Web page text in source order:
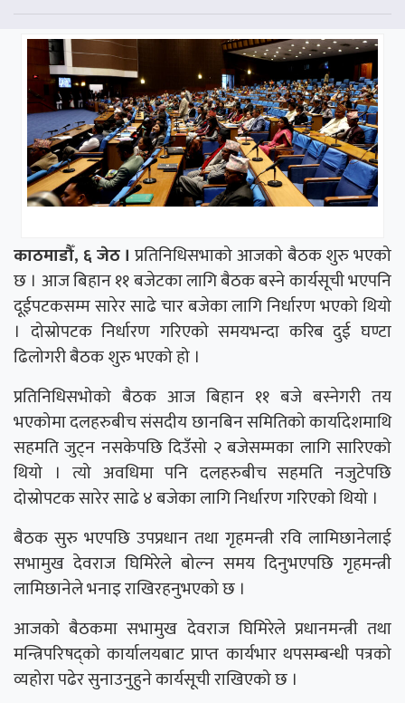
काठमाडौँ, ६ जेठ । प्रतिनिधिसभाको आजको बैठक शुरु भएको
छ । आज बिहान ११ बजेटका लागि बैठक बस्ने कार्यसूची भएपनि
दूईपटकसम्म सारेर साढे चार बजेका लागि निर्धारण भएको थियो
। दोस्रोपटक निर्धारण गरिएको समयभन्दा करिब दुई घण्टा
ढिलोगरी बैठक शुरु भएको हो ।
प्रतिनिधिसभोको बैठक आज बिहान ११ बजे बस्नेगरी तय
भएकोमा दलहरुबीच संसदीय छानबिन समितिको कार्यादेशमाथि
सहमति जुट्न नसकेपछि दिउँसो २ बजेसम्मका लागि सारिएको
थियो । त्यो अवधिमा पनि दलहरुबीच सहमति नजुटेपछि
दोस्रोपटक सारेर साढे ४ बजेका लागि निर्धारण गरिएको थियो ।
बैठक सुरु भएपछि उपप्रधान तथा गृहमन्त्री रवि लामिछानेलाई
सभामुख देवराज घिमिरेले बोल्न समय दिनुभएपछि गृहमन्त्री
लामिछानेले भनाइ राखिरहनुभएको छ ।
आजको बैठकमा सभामुख देवराज घिमिरेले प्रधानमन्त्री तथा
मन्त्रिपरिषद्को कार्यालयबाट प्राप्त कार्यभार थपसम्बन्धी पत्रको
व्यहोरा पढेर सुनाउनुहुने कार्यसूची राखिएको छ ।